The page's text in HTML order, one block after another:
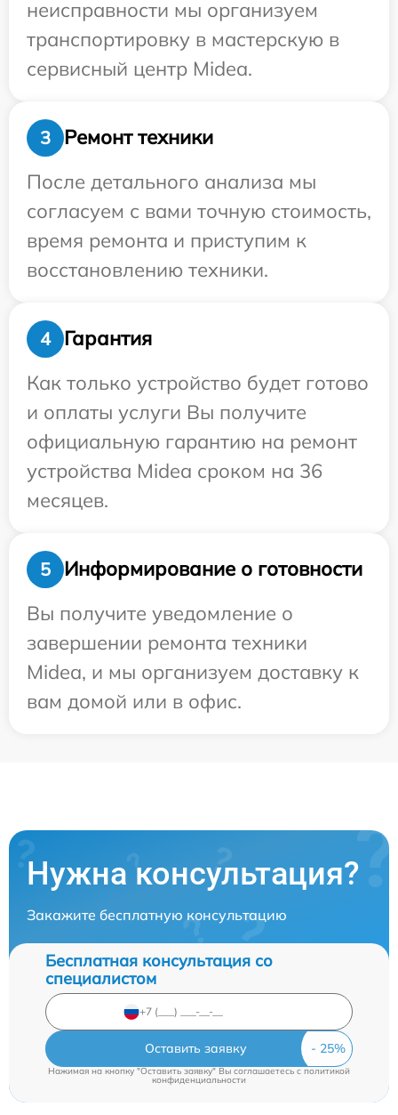
неисправности мы организуем
транспортировку в мастерскую в
сервисный центр Midea.
3
Ремонт техники
После детального анализа мы
согласуем с вами точную стоимость,
время ремонта и приступим к
восстановлению техники.
4
Гарантия
Как только устройство будет готово
и оплаты услуги Вы получите
официальную гарантию на ремонт
устройства Midea сроком на 36
месяцев.
5
Информирование о готовности
Вы получите уведомление о
завершении ремонта техники
Midea, и мы организуем доставку к
вам домой или в офис.
Нужна консультация?
Закажите бесплатную консультацию
Бесплатная консультация со
специалистом
Оставить заявку
Нажимая на кнопку "Оставить заявку" Вы соглашаетесь cполитикой
конфиденциальности